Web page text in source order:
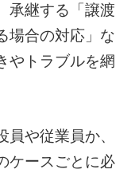
承継する「譲渡
場合の対応」な
やトラブルを網
や従業員か、
ケースごとに必